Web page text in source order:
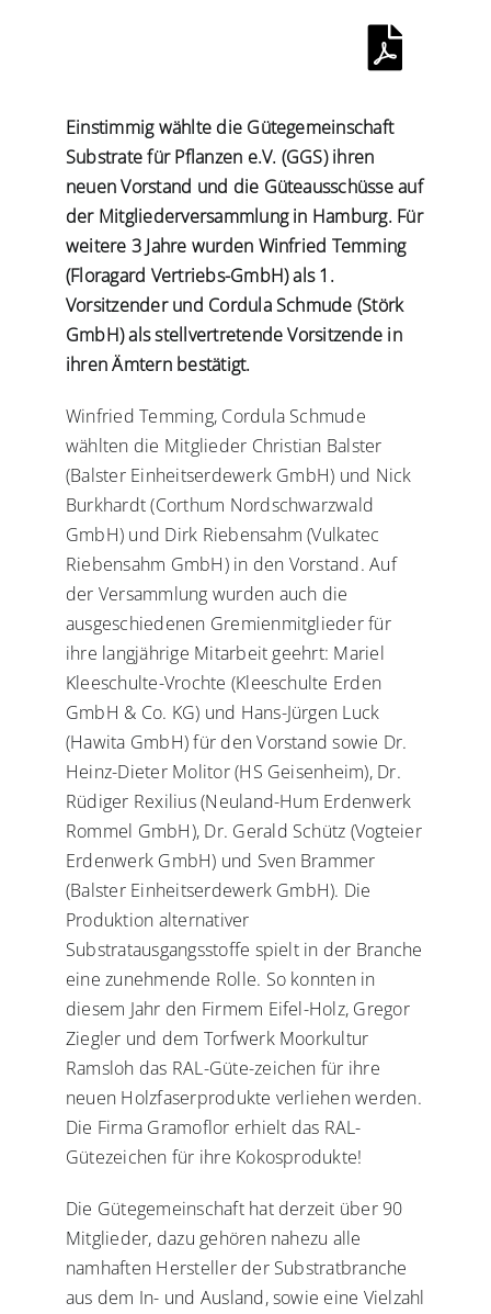
Ausschreibungen
Verbraucher-Infos
Einstimmig wählte die Gütegemeinschaft
Substrate für Pflanzen e.V. (GGS) ihren
neuen Vorstand und die Güteausschüsse auf
der Mitgliederversammlung in Hamburg. Für
weitere 3 Jahre wurden Winfried Temming
(Floragard Vertriebs-GmbH) als 1.
Vorsitzender und Cordula Schmude (Störk
GmbH) als stellvertretende Vorsitzende in
ihren Ämtern bestätigt.
Winfried Temming, Cordula Schmude
wählten die Mitglieder Christian Balster
(Balster Einheitserdewerk GmbH) und Nick
Burkhardt (Corthum Nordschwarzwald
GmbH) und Dirk Riebensahm (Vulkatec
Riebensahm GmbH) in den Vorstand. Auf
der Versammlung wurden auch die
ausgeschiedenen Gremienmitglieder für
ihre langjährige Mitarbeit geehrt: Mariel
Kleeschulte-Vrochte (Kleeschulte Erden
GmbH & Co. KG) und Hans-Jürgen Luck
(Hawita GmbH) für den Vorstand sowie Dr.
Heinz-Dieter Molitor (HS Geisenheim), Dr.
Rüdiger Rexilius (Neuland-Hum Erdenwerk
Rommel GmbH), Dr. Gerald Schütz (Vogteier
Erdenwerk GmbH) und Sven Brammer
(Balster Einheitserdewerk GmbH). Die
Produktion alternativer
Substratausgangsstoffe spielt in der Branche
eine zunehmende Rolle. So konnten in
diesem Jahr den Firmem Eifel-Holz, Gregor
Ziegler und dem Torfwerk Moorkultur
Ramsloh das RAL-Güte-zeichen für ihre
neuen Holzfaserprodukte verliehen werden.
Die Firma Gramoflor erhielt das RAL-
Gütezeichen für ihre Kokosprodukte!
Die Gütegemeinschaft hat derzeit über 90
Mitglieder, dazu gehören nahezu alle
namhaften Hersteller der Substratbranche
aus dem In- und Ausland, sowie eine Vielzahl